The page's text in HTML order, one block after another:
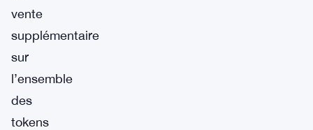
vente
supplémentaire
sur
l’ensemble
des
tokens